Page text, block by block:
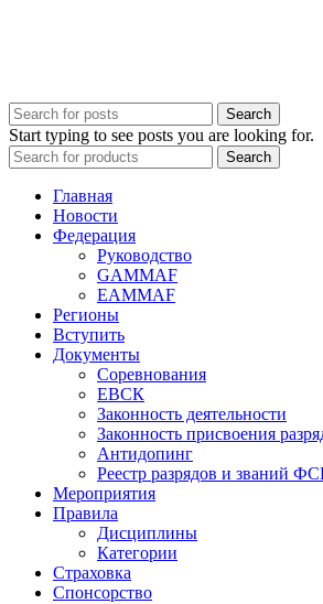
Search
Start typing to see posts you are looking for.
Search
Главная
Новости
Федерация
Руководство
GAMMAF
EAMMAF
Регионы
Вступить
Документы
Соревнования
ЕВСК
Законность деятельности
Законность присвоения
Антидопинг
Реестр разрядов и званий
Мероприятия
Правила
Дисциплины
Категории
Страховка
Спонсорство